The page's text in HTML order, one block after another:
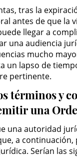
tras la
antes de que la
llegar a
una audiencia
mucho
un lapso de
pertinente.
términos y
una
una autoridad
a
Serían las